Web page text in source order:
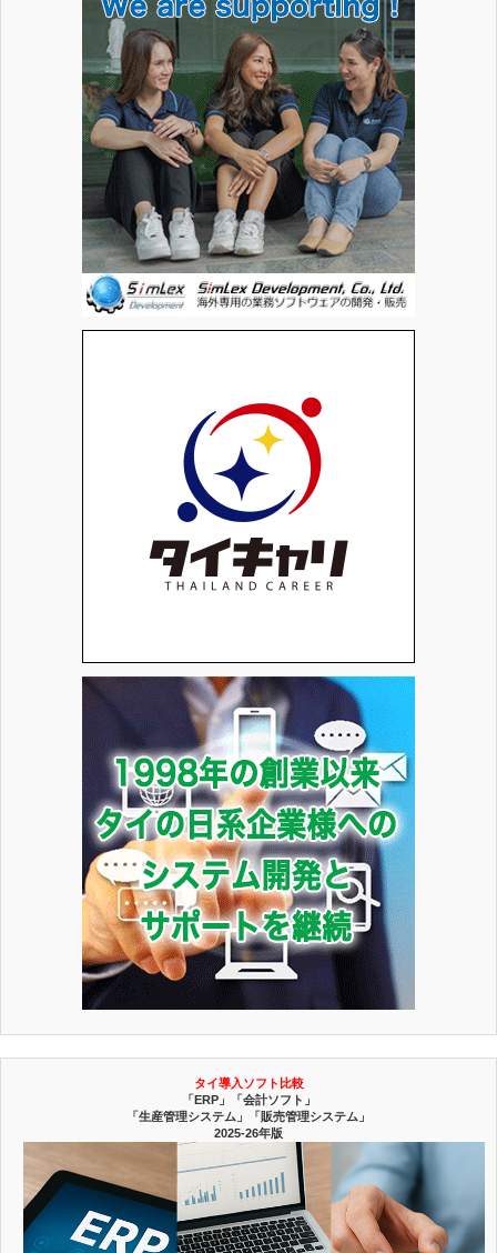
タイ導入ソフト比較
「ERP」「会計ソフト」
「生産管理システム」「販売管理システム」
2025-26年版